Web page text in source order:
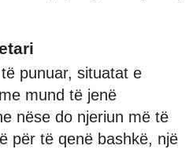
punuar, situatat e
mund të jenë
nëse do njeriun më të
për të qenë bashkë, një